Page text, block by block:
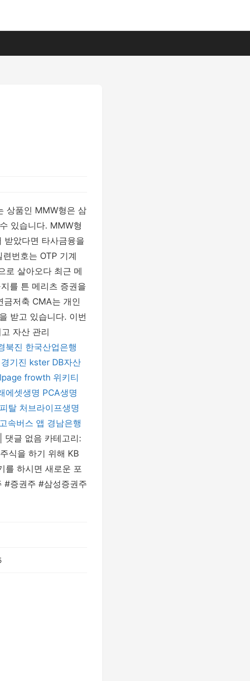
상품인 MMW형은 삼
있습니다. MMW형
받았다면 타사금융을
번호는 OTP 기계
로 살아오다 최근 메
를 튼 메리츠 증권을
금저축 CMA는 개인
받고 있습니다. 이번
자산 관리
북진 한국산업은행
경기진 kster DB자산
frowth 위키티
에셋생명 PCA생명
탈 처브라이프생명
고속버스 앱 경남은행
댓글 없음 카테고리:
식을 하기 위해 KB
를 하시면 새로운 포
#증권주 #삼성증권주